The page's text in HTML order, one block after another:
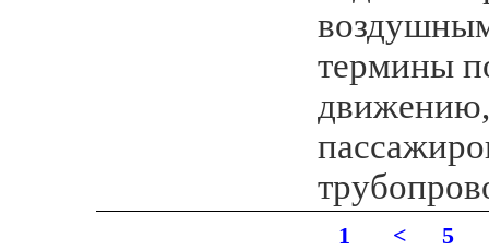
термины
1 < 5